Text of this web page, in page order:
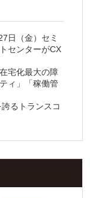
日（金）セミ
センターがCX
宅化最大の障
ィ」「稼働管
るトランスコ